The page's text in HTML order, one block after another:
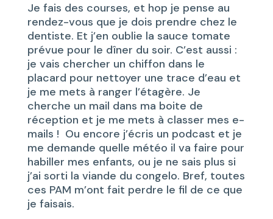
Je fais des courses, et hop je pense au
rendez-vous que je dois prendre chez le
dentiste. Et j’en oublie la sauce tomate
prévue pour le dîner du soir. C’est aussi :
je vais chercher un chiffon dans le
placard pour nettoyer une trace d’eau et
je me mets à ranger l’étagère. Je
cherche un mail dans ma boite de
réception et je me mets à classer mes e-
mails ! Ou encore j’écris un podcast et je
me demande quelle météo il va faire pour
habiller mes enfants, ou je ne sais plus si
j’ai sorti la viande du congelo. Bref, toutes
ces PAM m’ont fait perdre le fil de ce que
je faisais.